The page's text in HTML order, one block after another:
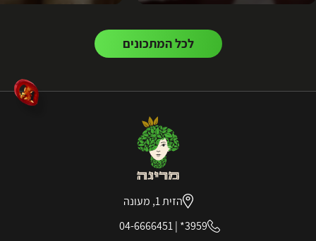
לכל המתכונים
הזית 1, מעונה
3959*
|
04-6666451